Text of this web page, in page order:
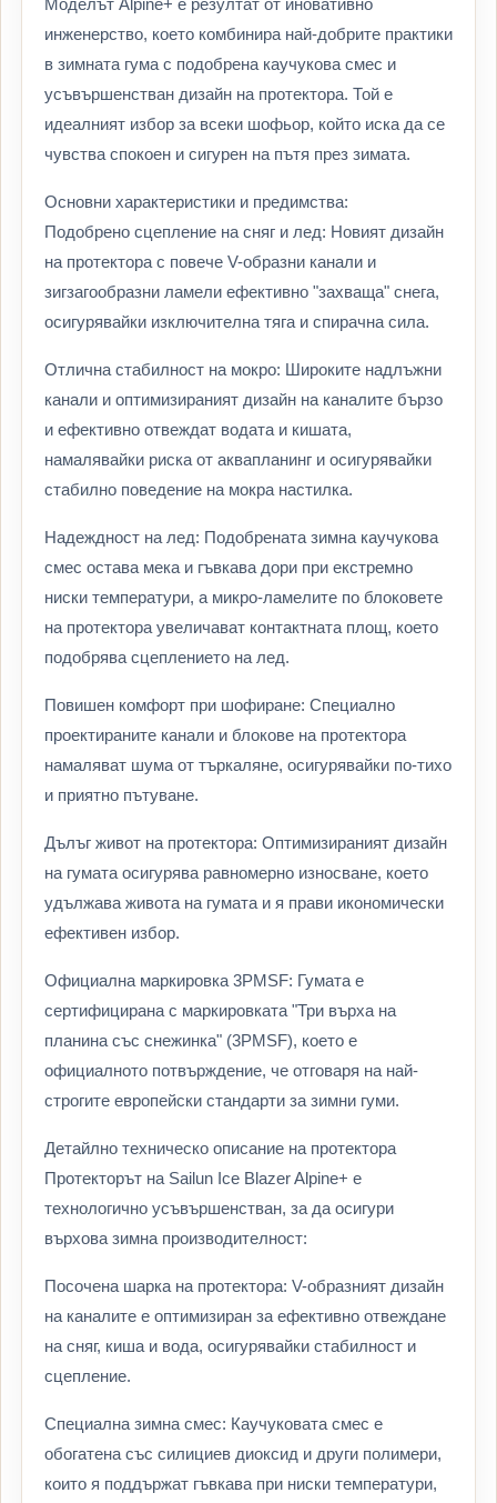
Моделът Alpine+ е резултат от иновативно
инженерство, което комбинира най-добрите практики
в зимната гума с подобрена каучукова смес и
усъвършенстван дизайн на протектора. Той е
идеалният избор за всеки шофьор, който иска да се
чувства спокоен и сигурен на пътя през зимата.
Основни характеристики и предимства:
Подобрено сцепление на сняг и лед: Новият дизайн
на протектора с повече V-образни канали и
зигзагообразни ламели ефективно "захваща" снега,
осигурявайки изключителна тяга и спирачна сила.
Отлична стабилност на мокро: Широките надлъжни
канали и оптимизираният дизайн на каналите бързо
и ефективно отвеждат водата и кишата,
намалявайки риска от аквапланинг и осигурявайки
стабилно поведение на мокра настилка.
Надеждност на лед: Подобрената зимна каучукова
смес остава мека и гъвкава дори при екстремно
ниски температури, а микро-ламелите по блоковете
на протектора увеличават контактната площ, което
подобрява сцеплението на лед.
Повишен комфорт при шофиране: Специално
проектираните канали и блокове на протектора
намаляват шума от търкаляне, осигурявайки по-тихо
и приятно пътуване.
Дълъг живот на протектора: Оптимизираният дизайн
на гумата осигурява равномерно износване, което
удължава живота на гумата и я прави икономически
ефективен избор.
Официална маркировка 3PMSF: Гумата е
сертифицирана с маркировката "Три върха на
планина със снежинка" (3PMSF), което е
официалното потвърждение, че отговаря на най-
строгите европейски стандарти за зимни гуми.
Детайлно техническо описание на протектора
Протекторът на Sailun Ice Blazer Alpine+ е
технологично усъвършенстван, за да осигури
върхова зимна производителност:
Посочена шарка на протектора: V-образният дизайн
на каналите е оптимизиран за ефективно отвеждане
на сняг, киша и вода, осигурявайки стабилност и
сцепление.
Специална зимна смес: Каучуковата смес е
обогатена със силициев диоксид и други полимери,
които я поддържат гъвкава при ниски температури,